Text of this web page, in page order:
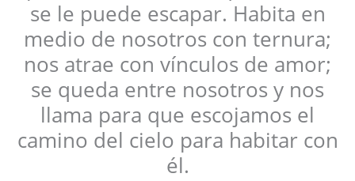
se le puede escapar. Habita en
medio de nosotros con ternura;
nos atrae con vínculos de amor;
se queda entre nosotros y nos
llama para que escojamos el
camino del cielo para habitar con
él.